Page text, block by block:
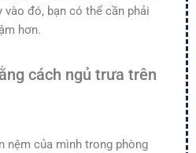
đó, bạn có thể cần phải
hơn.
cách ngủ trưa trên
nệm của mình trong phòng